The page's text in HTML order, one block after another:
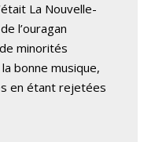
La Nouvelle-
l’ouragan
minorités
bonne musique,
en étant rejetées